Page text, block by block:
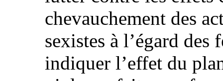
chevauchement des
sexistes à l’égard
indiquer l’effet du